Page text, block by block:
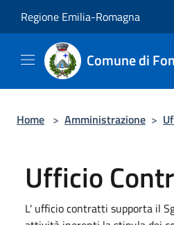
Regione Emilia-Romagna
Comune di
Home > Amministrazione >
Ufficio
L' ufficio contratti supporta il